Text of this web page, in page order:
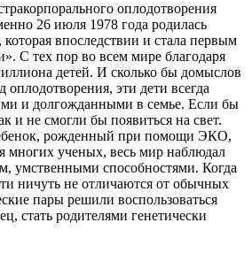
оплодотворения
26 июля 1978 года родилась
впоследствии и стала первым
С тех пор во всем мире благодаря
детей. И сколько бы домыслов
оплодотворения, эти дети всегда
и долгожданными в семье. Если бы
и не смогли бы появиться на свет.
рожденный при помощи ЭКО,
многих ученых, весь мир наблюдал
умственными способностями. Когда
ничуть не отличаются от обычных
пары решили воспользоваться
стать родителями генетически